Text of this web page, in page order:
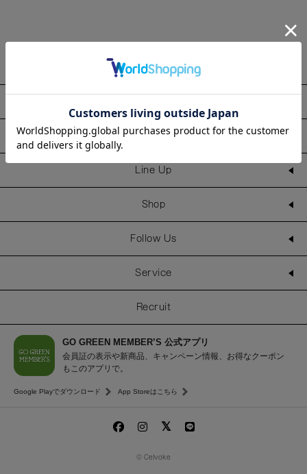
Information
Line Up
Shop
Follow Us
Service
Recruit
GO GREEN MEMBER’S 公式アプリ
会員証の表示や新商品、キャンペーン情報、お得なクーポン
もこのアプリで。
Google Playでダウンロード App Storeはこちら
© Celvoke